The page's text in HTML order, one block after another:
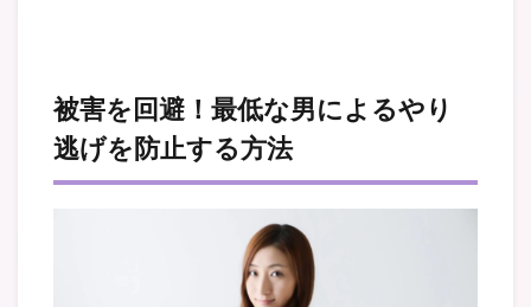
被害を回避！最低な男によるやり
逃げを防止する方法